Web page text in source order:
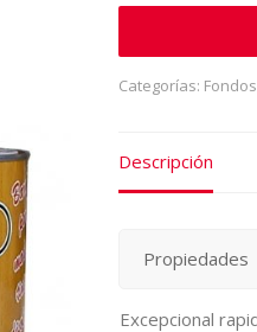
Categorías:
Descripción
Propiedades
Excepcional